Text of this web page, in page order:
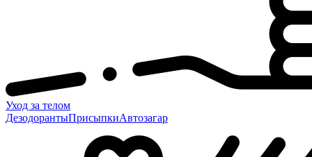
Уход за телом
ДезодорантыПрисыпкиАвтозагар